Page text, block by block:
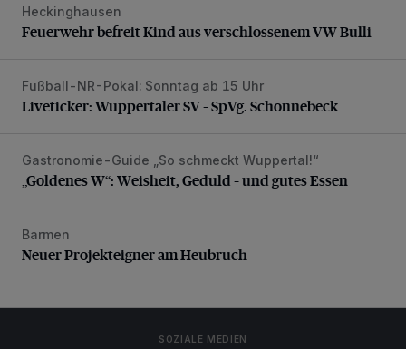
Feuerwehr befreit Kind aus verschlossenem VW Bulli
Heckinghausen
Feuerwehr befreit Kind aus verschlossenem VW Bulli
Liveticker: Wuppertaler SV – SpVg. Schonnebeck
Fußball-NR-Pokal: Sonntag ab 15 Uhr
Liveticker: Wuppertaler SV – SpVg. Schonnebeck
„Goldenes W“: Weisheit, Geduld – und gutes Essen
Gastronomie-Guide „So schmeckt Wuppertal!“
„Goldenes W“: Weisheit, Geduld – und gutes Essen
Neuer Projekteigner am Heubruch
Barmen
Neuer Projekteigner am Heubruch
SOZIALE MEDIEN